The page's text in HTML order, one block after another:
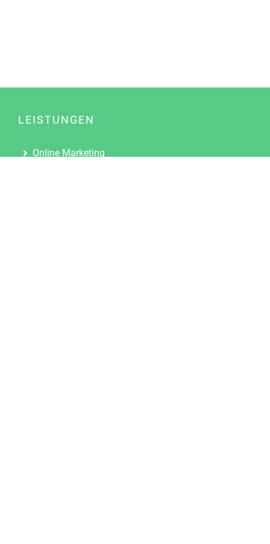
LEISTUNGEN
Online Marketing